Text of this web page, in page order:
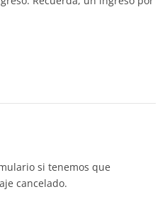
si tenemos que
cancelado.